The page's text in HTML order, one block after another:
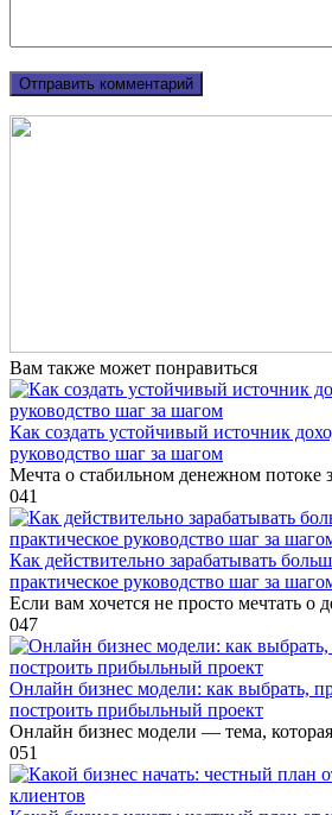
Вам также может понравиться
Как создать устойчивый источник
руководство шаг за шагом
Мечта о стабильном денежном потоке
041
Как действительно зарабатывать
практическое руководство шаг за
Если вам хочется не просто мечтать о
047
Онлайн бизнес модели: как выбрать,
построить прибыльный проект
Онлайн бизнес модели — тема, которая
051